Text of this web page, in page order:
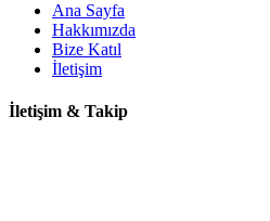
Ana Sayfa
Hakkımızda
Bize Katıl
İletişim
İletişim & Takip